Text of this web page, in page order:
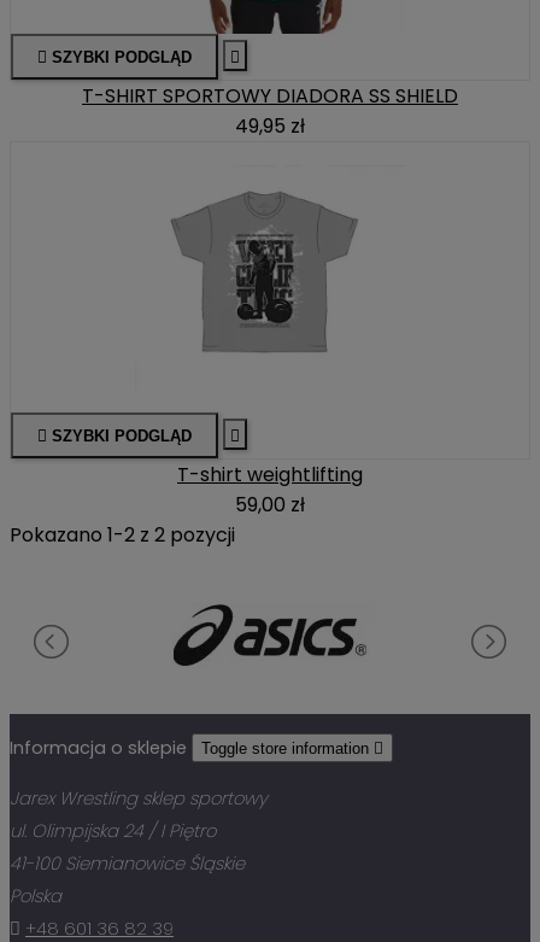
 SZYBKI PODGLĄD 
T-SHIRT SPORTOWY DIADORA SS SHIELD
49,95 zł
 SZYBKI PODGLĄD 
T-shirt weightlifting
59,00 zł
Pokazano 1-2 z 2 pozycji
Informacja o sklepie Toggle store information 
Jarex Wrestling sklep sportowy
ul. Olimpijska 24 / I Piętro
41-100 Siemianowice Śląskie
Polska
 +48 601 36 82 39